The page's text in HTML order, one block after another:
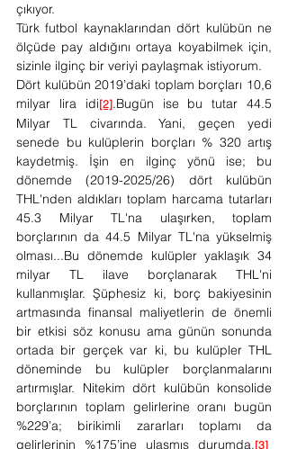
çıkıyor.
Türk futbol kaynaklarından dört kulübün ne
ölçüde pay aldığını ortaya koyabilmek için,
sizinle ilginç bir veriyi paylaşmak istiyorum.
Dört kulübün 2019’daki toplam borçları 10,6
milyar lira idi [2].Bugün ise bu tutar 44.5
Milyar TL civarında. Yani, geçen yedi
senede bu kulüplerin borçları % 320 artış
kaydetmiş. İşin en ilginç yönü ise; bu
dönemde (2019-2025/26) dört kulübün
THL'nden aldıkları toplam harcama tutarları
45.3 Milyar TL'na ulaşırken, toplam
borçlarının da 44.5 Milyar TL'na yükselmiş
olması...Bu dönemde kulüpler yaklaşık 34
milyar TL ilave borçlanarak THL'ni
kullanmışlar. Şüphesiz ki, borç bakiyesinin
artmasında finansal maliyetlerin de önemli
bir etkisi söz konusu ama günün sonunda
ortada bir gerçek var ki, bu kulüpler THL
döneminde bu kulüpler borçlanmalarını
artırmışlar. Nitekim dört kulübün konsolide
borçlarının toplam gelirlerine oranı bugün
%229’a; birikimli zararları toplamı da
gelirlerinin %175’ine ulaşmış durumda. [3]